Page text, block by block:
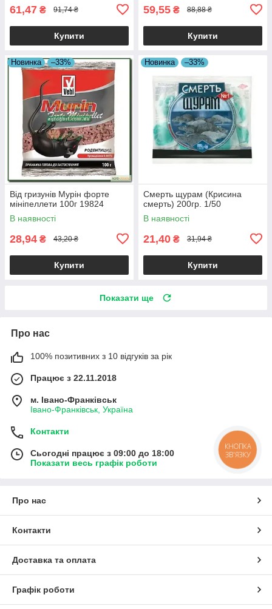
61,47 ₴ 91,74 ₴
Купити
59,55 ₴ 88,88 ₴
Купити
Новинка –33%
Від гризунів Мурін форте
мініпеллети 100г 19824
В наявності
28,94 ₴ 43,20 ₴
Купити
Новинка –33%
Смерть щурам (Крисина
смерть) 200гр. 1/50
В наявності
21,40 ₴ 31,94 ₴
Купити
Показати ще
Про нас
100% позитивних з 10 відгуків за рік
Працює з 22.11.2018
м. Івано-Франківськ
Івано-Франківськ, Україна
Контакти
Сьогодні працює з 09:00 до 18:00
Показати весь графік роботи
Про нас
Контакти
Доставка та оплата
Графік роботи
КНОПКА
ЗВ'ЯЗКУ